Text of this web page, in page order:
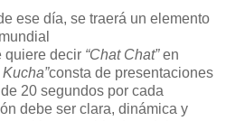
ese día, se traerá un elemento
quiere decir “Chat Chat”en
”consta de presentaciones
de 20 segundos por cada
debe ser clara, dinámica y